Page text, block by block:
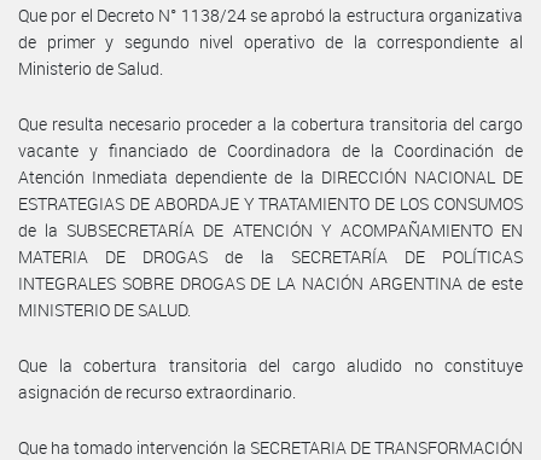
Que por el Decreto N° 1138/24 se aprobó la estructura organizativa
de primer y segundo nivel operativo de la correspondiente al
Ministerio de Salud.
Que resulta necesario proceder a la cobertura transitoria del cargo
vacante y financiado de Coordinadora de la Coordinación de
Atención Inmediata dependiente de la DIRECCIÓN NACIONAL DE
ESTRATEGIAS DE ABORDAJE Y TRATAMIENTO DE LOS CONSUMOS
de la SUBSECRETARÍA DE ATENCIÓN Y ACOMPAÑAMIENTO EN
MATERIA DE DROGAS de la SECRETARÍA DE POLÍTICAS
INTEGRALES SOBRE DROGAS DE LA NACIÓN ARGENTINA de este
MINISTERIO DE SALUD.
Que la cobertura transitoria del cargo aludido no constituye
asignación de recurso extraordinario.
Que ha tomado intervención la SECRETARIA DE TRANSFORMACIÓN